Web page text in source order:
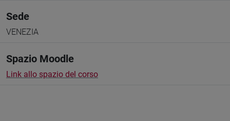
Sede
VENEZIA
Spazio Moodle
Link allo spazio del corso